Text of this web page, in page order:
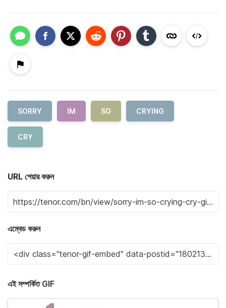
SORRY IM SO CRYING
CRY
URL শেয়ার করুন
এম্বেড করুন
এই সম্পর্কিত GIF